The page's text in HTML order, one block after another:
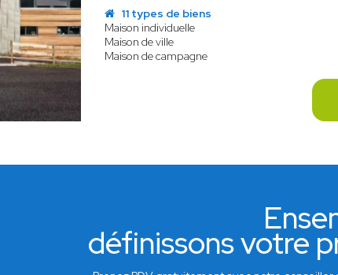
11 types de biens
Maison individuelle
Maison de ville
Maison de campagne
définissons votre